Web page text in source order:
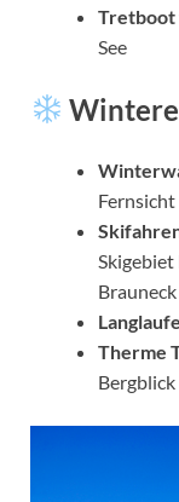
Tretboot
See
Fernsicht
Brauneck
Therme